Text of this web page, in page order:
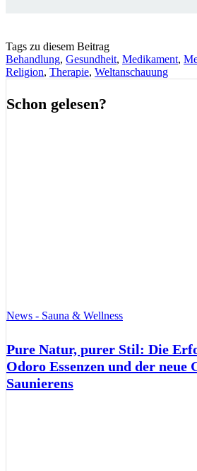
Tags zu diesem Beitrag
Behandlung, Gesundheit, Medikament,
Religion, Therapie, Weltanschauung
Schon gelesen?
News - Sauna & Wellness
Pure Natur, purer Stil: Die
Odoro Essenzen und der neue
Saunierens